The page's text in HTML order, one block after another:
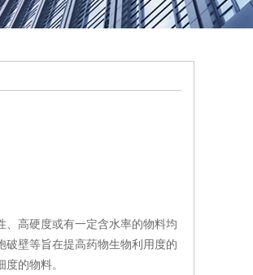
、高硬度或有一定含水率的物料均
破壁等旨在提高药物生物利用度的
的物料。